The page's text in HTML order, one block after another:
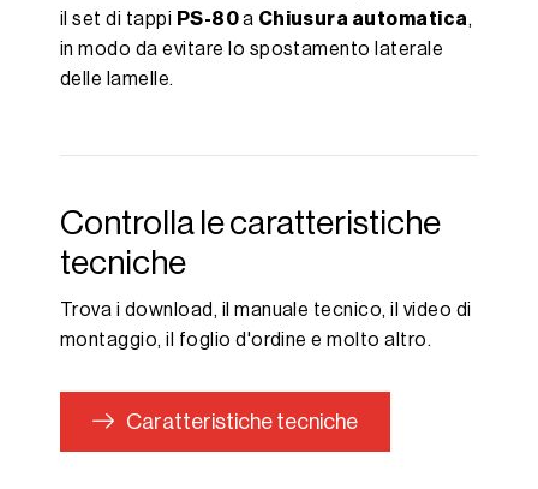
il set di tappi PS-80a Chiusura automatica,
in modo da evitare lo spostamento laterale
delle lamelle.
Controlla le caratteristiche
tecniche
Trova i download, il manuale tecnico, il video di
montaggio, il foglio d'ordine e molto altro.
Caratteristiche tecniche